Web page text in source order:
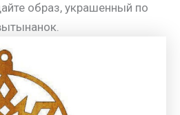
образ, украшенный по